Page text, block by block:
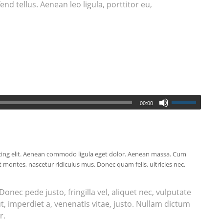
tellus. Aenean leo ligula, porttitor eu,
00:00
elit. Aenean commodo ligula eget dolor. Aenean massa. Cum
nascetur ridiculus mus. Donec quam felis, ultricies nec,
pede justo, fringilla vel, aliquet nec, vulputate
imperdiet a, venenatis vitae, justo. Nullam dictum